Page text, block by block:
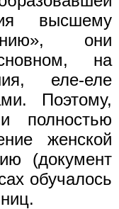
высшему
они
на
еле-еле
Поэтому,
полностью
женской
(документ
обучалось